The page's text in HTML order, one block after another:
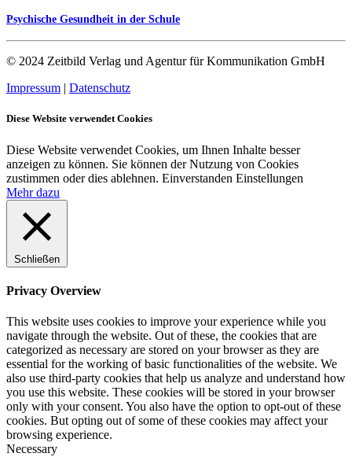
Psychische Gesundheit in der Schule
© 2024 Zeitbild Verlag und Agentur für Kommunikation GmbH
Impressum | Datenschutz
Diese Website verwendet Cookies
Diese Website verwendet Cookies, um Ihnen Inhalte besser
anzeigen zu können. Sie können der Nutzung von Cookies
zustimmen oder dies ablehnen. Einverstanden Einstellungen
Mehr dazu
Schließen
Privacy Overview
This website uses cookies to improve your experience while you
navigate through the website. Out of these, the cookies that are
categorized as necessary are stored on your browser as they are
essential for the working of basic functionalities of the website. We
also use third-party cookies that help us analyze and understand how
you use this website. These cookies will be stored in your browser
only with your consent. You also have the option to opt-out of these
cookies. But opting out of some of these cookies may affect your
browsing experience.
Necessary